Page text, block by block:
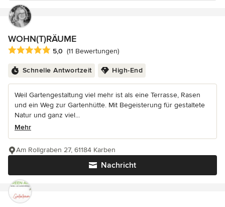
WOHN(T)RÄUME
Durchschnittliche Bewertung: 5 von 5 Sternen
5,0 (11 Bewertungen)
Schnelle Antwortzeit High-End
Weil Gartengestaltung viel mehr ist als eine Terrasse, Rasen
und ein Weg zur Gartenhütte. Mit Begeisterung für gestaltete
Natur und ganz viel...
Mehr
Nachricht
Am Rollgraben 27, 61184 Karben